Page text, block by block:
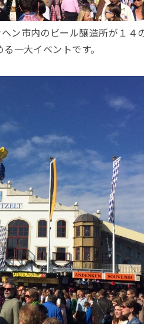
ン市内のビール醸造所が１４
一大イベントです。